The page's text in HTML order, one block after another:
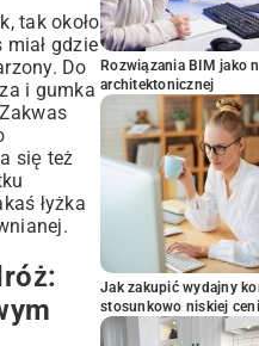
tak około
gdzie
Do
i gumka
się też
łyżka
Rozwiązania BIM jako
architektonicznej
Jak zakupić wydajny
stosunkowo niskiej